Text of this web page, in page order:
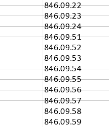
846.09.22
846.09.23
846.09.24
846.09.51
846.09.52
846.09.53
846.09.54
846.09.55
846.09.56
846.09.57
846.09.58
846.09.59